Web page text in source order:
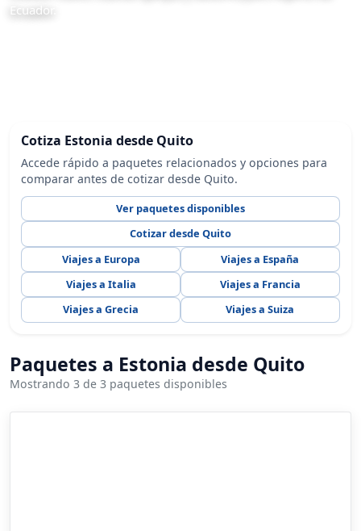
Ecuador.
Cotiza Estonia desde Quito
Accede rápido a paquetes relacionados y opciones para
comparar antes de cotizar desde Quito.
Ver paquetes disponibles
Cotizar desde Quito
Viajes a Europa
Viajes a España
Viajes a Italia
Viajes a Francia
Viajes a Grecia
Viajes a Suiza
Paquetes a Estonia desde Quito
Mostrando 3 de 3 paquetes disponibles